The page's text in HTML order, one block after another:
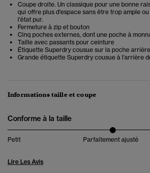
Coupe droite. Un classique pour une bonne
qui offre plus d'espace sans être trop ample
l'état pur.
Fermeture à zip et bouton
Cinq poches externes, dont une poche à
Taille avec passants pour ceinture
Étiquette Superdry cousue sur la poche arrière
Grande étiquette Superdry cousue à l'arrière
Informations taille et coupe
Conforme à la taille
Petit Parfaitement ajusté
Lire Les Avis